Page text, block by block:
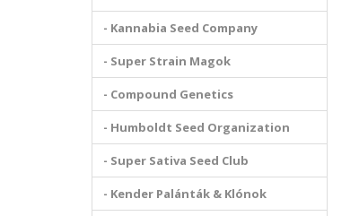
- Kannabia Seed Company
- Super Strain Magok
- Compound Genetics
- Humboldt Seed Organization
- Super Sativa Seed Club
- Kender Palánták & Klónok